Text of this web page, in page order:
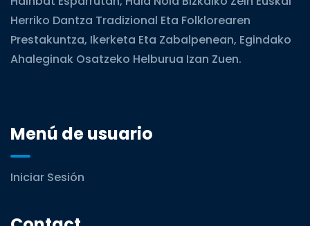
Herriko Dantza Tradizional Eta Folklorearen
Prestakuntza, Ikerketa Eta Zabalpenean, Egindako
Ahaleginak Osatzeko Helburua Izan Zuen.
Menú de usuario
Iniciar Sesión